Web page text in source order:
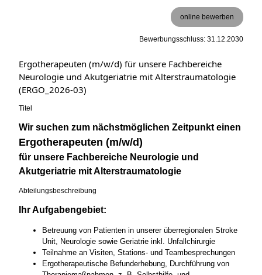
online bewerben
Bewerbungsschluss: 31.12.2030
Ergotherapeuten (m/w/d) für unsere Fachbereiche
Neurologie und Akutgeriatrie mit Alterstraumatologie
(ERGO_2026-03)
Titel
Wir suchen zum nächstmöglichen Zeitpunkt einen
Ergotherapeuten (m/w/d)
für unsere Fachbereiche Neurologie und
Akutgeriatrie mit Alterstraumatologie
Abteilungsbeschreibung
Ihr Aufgabengebiet:
Betreuung von Patienten in unserer überregionalen Stroke
Unit, Neurologie sowie Geriatrie inkl. Unfallchirurgie
Teilnahme an Visiten, Stations- und Teambesprechungen
Ergotherapeutische Befunderhebung, Durchführung von